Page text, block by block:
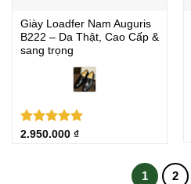
Giày Loadfer Nam Auguris
B222 – Da Thật, Cao Cấp &
sang trọng
Được xếp
2.950.000 ₫
1 2